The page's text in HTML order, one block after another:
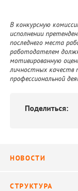
В конкурсную
исполнении
последнего места
работодателем
мотивированную
личностных качеств
профессиональной
Поделиться:
НОВОСТИ
СТРУКТУРА